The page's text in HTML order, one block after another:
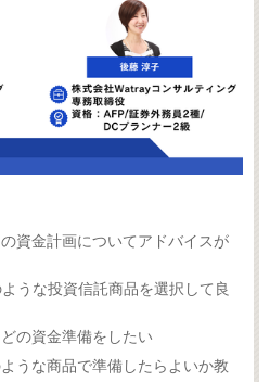
資金計画についてアドバイスが
うな投資信託商品を選択して良
の資金準備をしたい
うな商品で準備したらよいか教